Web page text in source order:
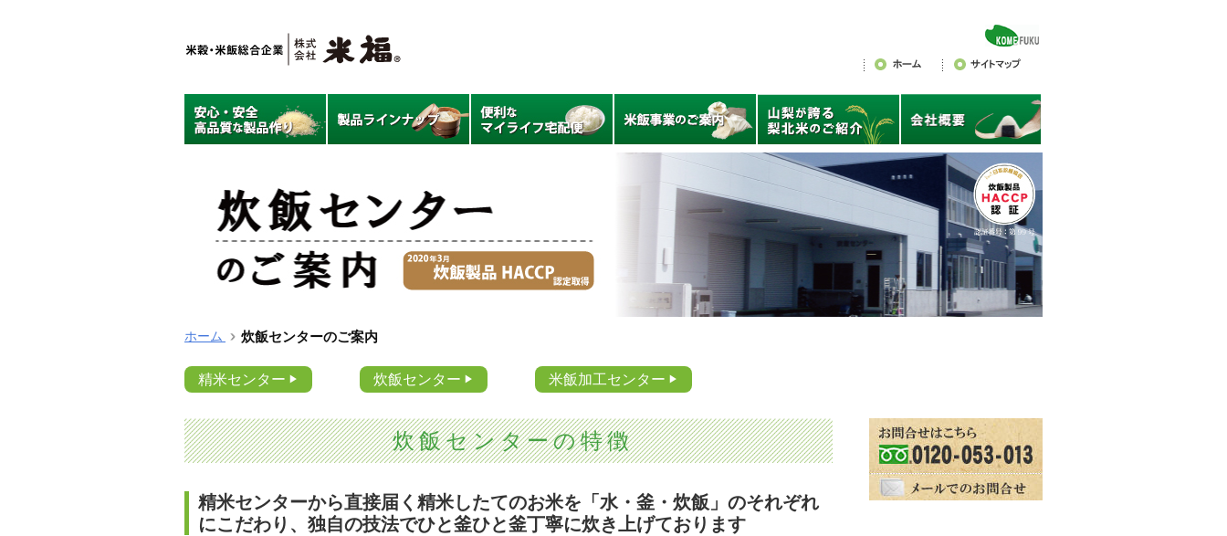
米福ホーム
ページ
サイトマップ
ホーム 炊飯センターのご案内
精米センター 炊飯センター 米飯加工センター
炊飯センターの特徴
精米センターから直接届く精米したてのお米を「水・釜・炊飯」のそれぞれ
にこだわり、独自の技法でひと釜ひと釜丁寧に炊き上げております